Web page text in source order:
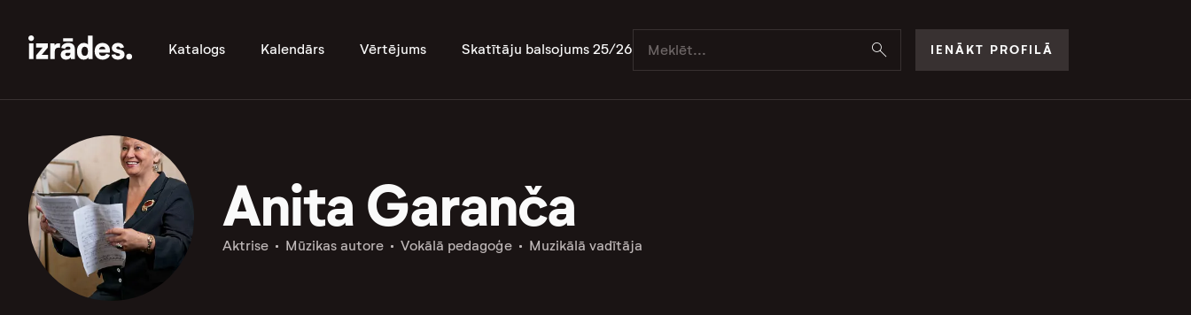
Katalogs Kalendārs Vērtējums Skatītāju balsojums 25/26 IENĀKT PROFILĀ
Anita Garanča
Aktrise Mūzikas autore Vokālā pedagoģe Muzikālā vadītāja